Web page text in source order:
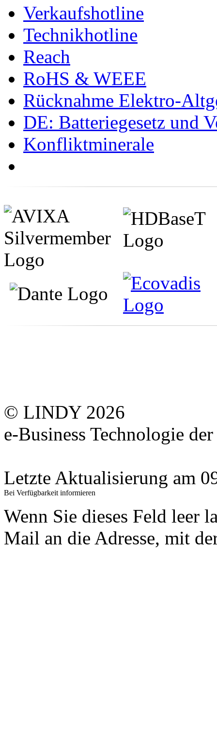
Verkaufshotline
Technikhotline
Reach
RoHS & WEEE
Rücknahme Elektro-
DE: Batteriegesetz und
Konfliktminerale
© LINDY 2026
e-Business Technologie
Letzte Aktualisierung am
Bei Verfügbarkeit informieren
Wenn Sie dieses Feld leer
Mail an die Adresse, mit